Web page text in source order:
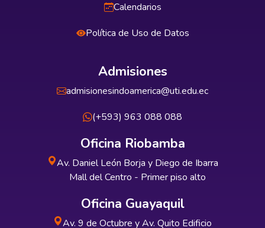
Calendarios
Política de Uso de Datos
Admisiones
admisionesindoamerica@uti.edu.ec
(+593) 963 088 088
Oficina Riobamba
Av. Daniel León Borja y Diego de Ibarra
Mall del Centro - Primer piso alto
Oficina Guayaquil
Av. 9 de Octubre y Av. Quito Edificio